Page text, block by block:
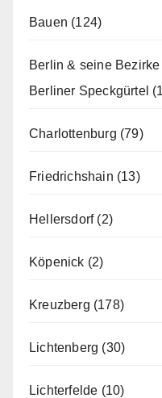
Bauen (124)
Berlin & seine Bezirke
Berliner Speckgürtel
Charlottenburg (79)
Friedrichshain (13)
Hellersdorf(2)
Köpenick (2)
Kreuzberg (178)
Lichtenberg (30)
Lichterfelde (10)